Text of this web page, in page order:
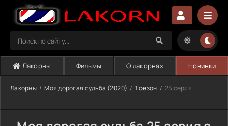
Лакорны Фильмы О лакорнах Новинки
Лакорны Моя дорогая судьба (2020) 1 сезон 25 серия